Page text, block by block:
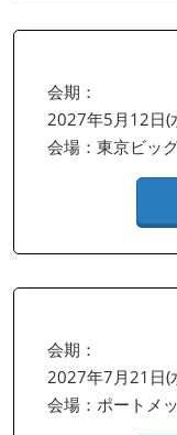
会期：
2027年5月12日(
会場：東京ビッ
会期：
2027年7月21日(
会場：ポートメ